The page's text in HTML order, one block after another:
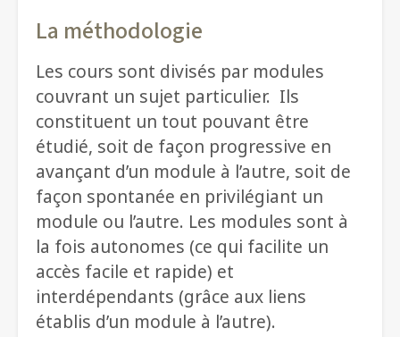
La méthodologie
Les cours sont divisés par modules
couvrant un sujet particulier. Ils
constituent un tout pouvant être
étudié, soit de façon progressive en
avançant d’un module à l’autre, soit de
façon spontanée en privilégiant un
module ou l’autre. Les modules sont à
la fois autonomes (ce qui facilite un
accès facile et rapide) et
interdépendants (grâce aux liens
établis d’un module à l’autre).